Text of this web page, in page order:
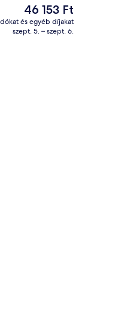
A
jelenlegi
ár
46 153 Ft
és egyéb díjakat
szept. 5. – szept. 6.